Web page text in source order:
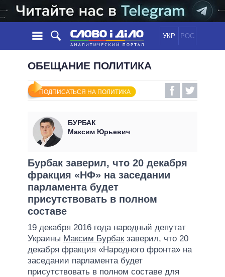
УКР РОС
НОВОСТИ
ЛЕНТА
СОБЫТИЯ
СТАТЬИ
МНЕНИЯ
ОБЗОРЫ
ДАЙДЖЕСТЫ
ПОЛИТИКА
ЭКОНОМИКА
МИР
ОБЕЩАНИЯ
ВСЕ ПОЛИТИКИ
ПРЕЗИДЕНТ И ОФИС
ВЕРХОВНАЯ РАДА
КАБИНЕТ МИНИСТРОВ
ГЛАВЫ ОБЛАДМИНИСТРАЦИЙ
МЭРЫ
ИНФОГРАФИКА
ПОДДЕРЖАТЬ
СРАВНЕНИЕ ПОЛИТИКОВ
ОБЕЩАНИЕ ПОЛИТИКА
ПОДПИСАТЬСЯ НА ПОЛИТИКА
БУРБАК
Максим Юрьевич
Бурбак заверил, что 20 декабря
фракция «НФ» на заседании
парламента будет
присутствовать в полном
составе
19 декабря 2016 года народный депутат
Украины Максим Бурбакзаверил, что 20
декабря фракция «Народного фронта» на
заседании парламента будет
присутствовать в полном составе для